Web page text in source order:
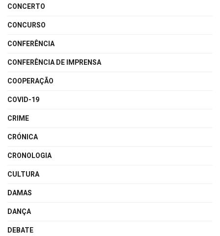
CONCERTO
CONCURSO
CONFERÊNCIA
CONFERÊNCIA DE IMPRENSA
COOPERAÇÃO
COVID-19
CRIME
CRÓNICA
CRONOLOGIA
CULTURA
DAMAS
DANÇA
DEBATE